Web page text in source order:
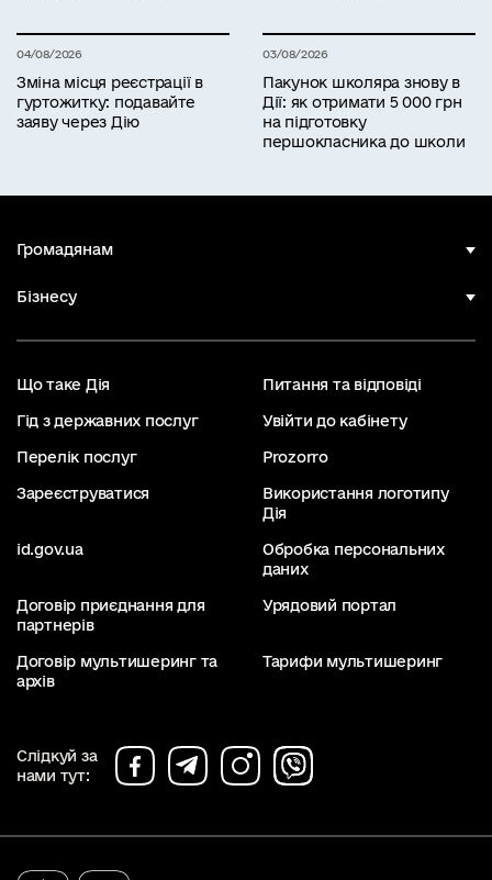
04/08/2026
Зміна місця реєстрації в
гуртожитку: подавайте
заяву через Дію
03/08/2026
Пакунок школяра знову в
Дії: як отримати 5 000 грн
на підготовку
першокласника до школи
Громадянам
Бізнесу
Що таке Дія Питання та відповіді
Гід з державних послуг Увійти до кабінету
Перелік послуг Prozorro
Зареєструватися
Використання логотипу
Дія
id.gov.ua
Обробка персональних
даних
Договір приєднання для
партнерів
Урядовий портал
Договір мультишеринг та
архів
Тарифи мультишеринг
Слідкуй за
нами тут: